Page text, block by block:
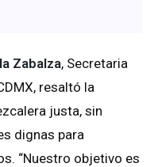
Zabalza, Secretaria
resaltó la
justa, sin
dignas para
“Nuestro objetivo es